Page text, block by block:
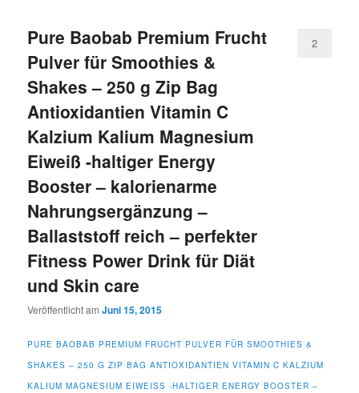
Pure Baobab Premium Frucht
Pulver für Smoothies &
Shakes – 250 g Zip Bag
Antioxidantien Vitamin C
Kalzium Kalium Magnesium
Eiweiß -haltiger Energy
Booster – kalorienarme
Nahrungsergänzung –
Ballaststoff reich – perfekter
Fitness Power Drink für Diät
und Skin care
Veröffentlicht amJuni 15, 2015
2
PURE BAOBAB PREMIUM FRUCHT PULVER FÜR SMOOTHIES &
SHAKES – 250 G ZIP BAG ANTIOXIDANTIEN VITAMIN C KALZIUM
KALIUM MAGNESIUM EIWEISS -HALTIGER ENERGY BOOSTER – K